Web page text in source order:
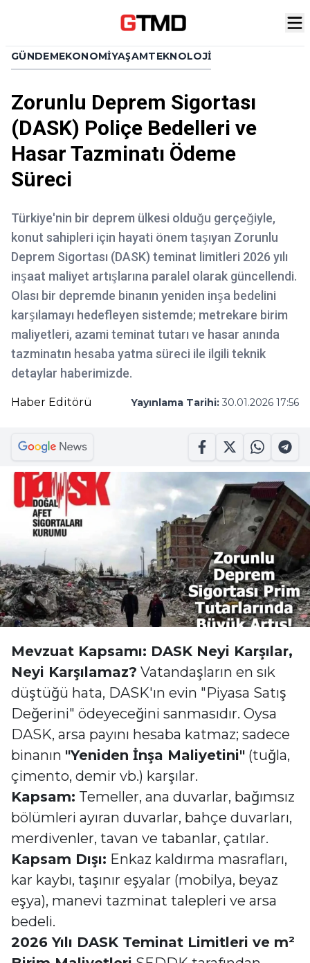
GÜNDEMEKONOMIYAŞAMTEKNOLOJI
Zorunlu Deprem Sigortası
(DASK) Poliçe Bedelleri ve
Hasar Tazminatı Ödeme
Süreci
Türkiye'nin bir deprem ülkesi olduğu gerçeğiyle,
konut sahipleri için hayati önem taşıyan Zorunlu
Deprem Sigortası (DASK) teminat limitleri 2026 yılı
inşaat maliyet artışlarına paralel olarak güncellendi.
Olası bir depremde binanın yeniden inşa bedelini
karşılamayı hedefleyen sistemde; metrekare birim
maliyetleri, azami teminat tutarı ve hasar anında
tazminatın hesaba yatma süreci ile ilgili teknik
detaylar haberimizde.
Haber Editörü Yayınlama Tarihi: 30.01.2026 17:56
Mevzuat Kapsamı: DASK Neyi Karşılar,
Neyi Karşılamaz? Vatandaşların en sık
düştüğü hata, DASK'ın evin "Piyasa Satış
Değerini" ödeyeceğini sanmasıdır. Oysa
DASK, arsa payını hesaba katmaz; sadece
binanın "Yeniden İnşa Maliyetini" (tuğla,
çimento, demir vb.) karşılar.
Kapsam: Temeller, ana duvarlar, bağımsız
bölümleri ayıran duvarlar, bahçe duvarları,
merdivenler, tavan ve tabanlar, çatılar.
Kapsam Dışı: Enkaz kaldırma masrafları,
kar kaybı, taşınır eşyalar (mobilya, beyaz
eşya), manevi tazminat talepleri ve arsa
bedeli.
2026 Yılı DASK Teminat Limitleri ve m²